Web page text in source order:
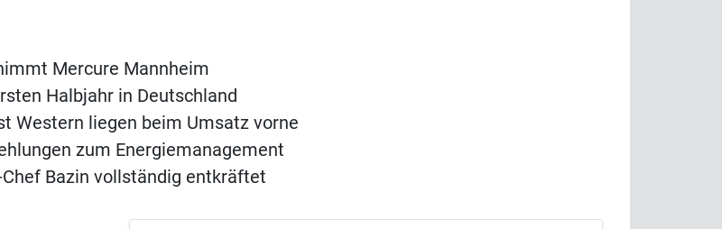
Mercure Mannheim
Halbjahr in Deutschland
Western liegen beim Umsatz vorne
zum Energiemanagement
Bazin vollständig entkräftet